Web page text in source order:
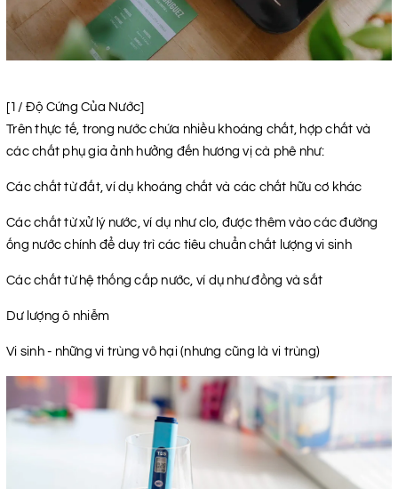
[1/ Độ Cứng Của Nước]
Trên thực tế, trong nước chứa nhiều khoáng chất, hợp chất và
các chất phụ gia ảnh hưởng đến hương vị cà phê như:
Các chất từ đất, ví dụ khoáng chất và các chất hữu cơ khác
Các chất từ xử lý nước, ví dụ như clo, được thêm vào các đường
ống nước chính để duy trì các tiêu chuẩn chất lượng vi sinh
Các chất từ hệ thống cấp nước, ví dụ như đồng và sắt
Dư lượng ô nhiễm
Vi sinh - những vi trùng vô hại (nhưng cũng là vi trùng)